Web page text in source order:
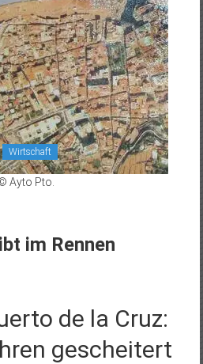
Wirtschaft
Ayto Pto.
im Rennen
de la Cruz:
gescheitert